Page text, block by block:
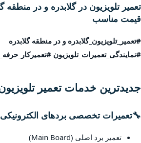
تعمیر تلویزیون در گلابدره و در منطقه
قیمت مناسب
#تعمیر_تلویزیون_گلابدره و در منطقه گلابدره
#نمایندگی_تعمیرات_تلویزیون
جدیدترین خدمات تعمیر
🔧تعمیرات تخصصی بردهای الکترونیکی
تعمیر برد اصلی (Main Board)